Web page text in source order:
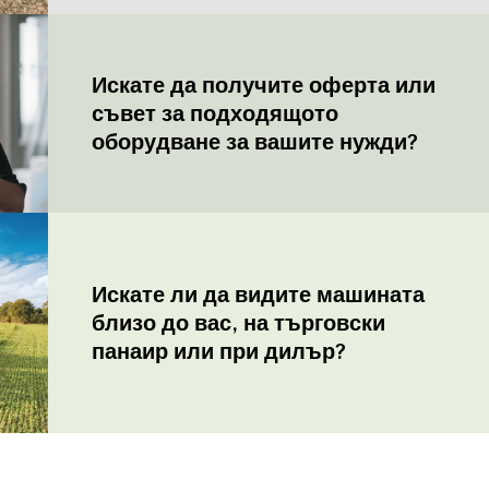
Искате да получите оферта или
съвет за подходящото
оборудване за вашите нужди?
Искате ли да видите машината
близо до вас, на търговски
панаир или при дилър?